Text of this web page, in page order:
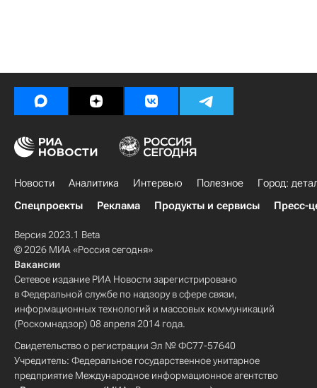
Новости Аналитика Интервью Полезное
Город:
Спецпроекты
Реклама Продукты и сервисы Пресс-
Версия 2023.1 Beta
© 2026 МИА «Россия сегодня»
Вакансии
Сетевое издание РИА Новости зарегистрировано
в Федеральной службе по надзору в сфере связи,
информационных технологий и массовых коммуникаций
(Роскомнадзор) 08 апреля 2014 года.
Свидетельство о регистрации Эл № ФС77-57640
Учредитель: Федеральное государственное унитарное
предприятие Международное информационное агентство